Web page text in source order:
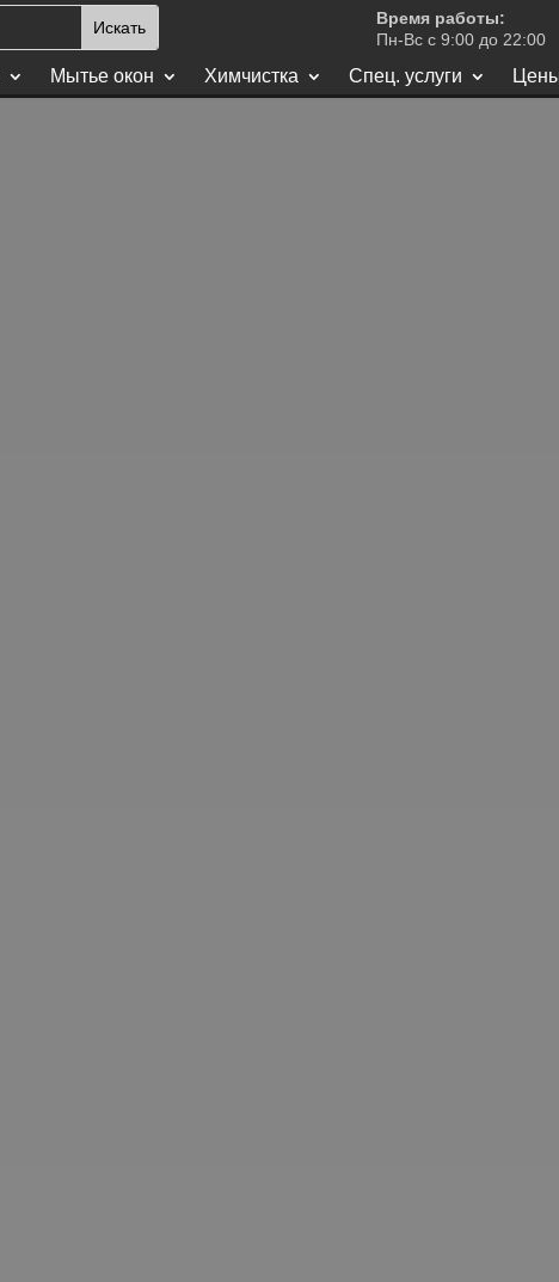
Время работы:
Пн-Вс с 9:00 до 22:00
Мытье окон Химчистка Спец. услуги